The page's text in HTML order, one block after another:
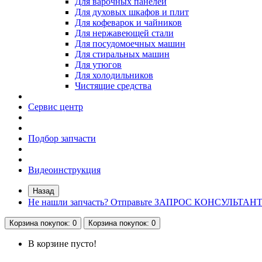
Для духовых шкафов и плит
Для кофеварок и чайников
Для нержавеющей стали
Для посудомоечных машин
Для стиральных машин
Для утюгов
Для холодильников
Чистящие средства
Сервис центр
Подбор запчасти
Видеоинструкция
Назад
Не нашли запчасть? Отправьте ЗАПРОС
Корзинапокупок: 0 Корзинапокупок: 0
В корзине пусто!